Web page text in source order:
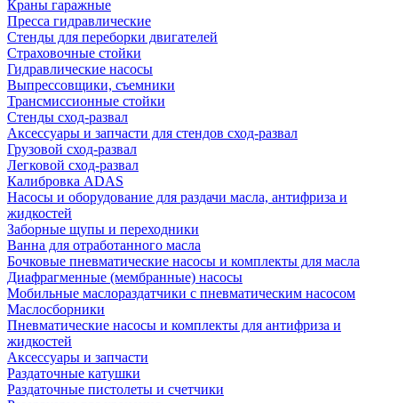
Краны гаражные
Пресса гидравлические
Стенды для переборки двигателей
Страховочные стойки
Гидравлические насосы
Выпрессовщики, съемники
Трансмиссионные стойки
Стенды сход-развал
Аксессуары и запчасти для стендов сход-развал
Грузовой сход-развал
Легковой сход-развал
Калибровка ADAS
Насосы и оборудование для раздачи масла, антифриза и
жидкостей
Заборные щупы и переходники
Ванна для отработанного масла
Бочковые пневматические насосы и комплекты для масла
Диафрагменные (мембранные) насосы
Мобильные маслораздатчики с пневматическим насосом
Маслосборники
Пневматические насосы и комплекты для антифриза и
жидкостей
Аксессуары и запчасти
Раздаточные катушки
Раздаточные пистолеты и счетчики